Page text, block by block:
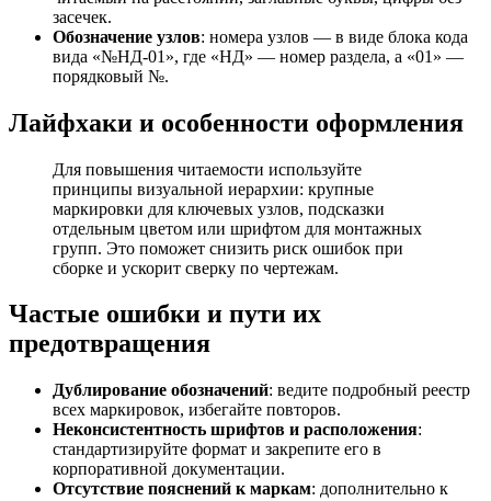
засечек.
Обозначение узлов: номера узлов — в виде блока кода
вида «№НД-01», где «НД» — номер раздела, а «01» —
порядковый №.
Лайфхаки и особенности оформления
Для повышения читаемости используйте
принципы визуальной иерархии: крупные
маркировки для ключевых узлов, подсказки
отдельным цветом или шрифтом для монтажных
групп. Это поможет снизить риск ошибок при
сборке и ускорит сверку по чертежам.
Частые ошибки и пути их
предотвращения
Дублирование обозначений: ведите подробный реестр
всех маркировок, избегайте повторов.
Неконсистентность шрифтов и расположения:
стандартизируйте формат и закрепите его в
корпоративной документации.
Отсутствие пояснений к маркам: дополнительно к